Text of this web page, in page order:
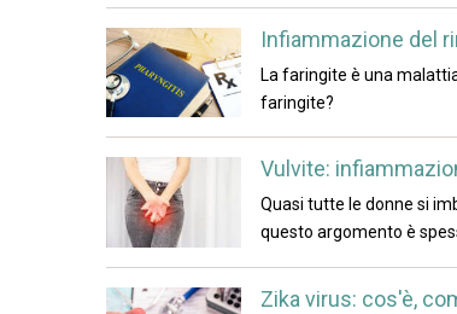
Infiammazione del
La faringite è una
faringite?
Vulvite:
Quasi tutte le donne si
questo argomento è
Zika virus: cos'è,